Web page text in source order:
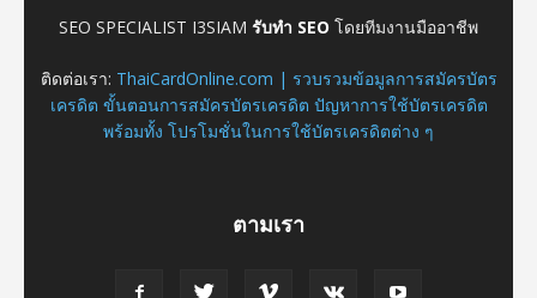
SEO SPECIALIST I3SIAM รับทำ SEO โดยทีมงานมืออาชีพ
ติดต่อเรา: ThaiCardOnline.com | รวบรวมข้อมูลการสมัครบัตร
เครดิต ขั้นตอนการสมัครบัตรเครดิต ปัญหาการใช้บัตรเครดิต
พร้อมทั้ง โปรโมชั่นในการใช้บัตรเครดิตต่าง ๆ
ตามเรา